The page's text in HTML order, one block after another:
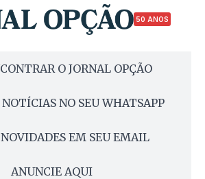
50 ANOS
O JORNAL OPÇÃO
NOTÍCIAS NO SEU WHATSAPP
EM SEU EMAIL
ANUNCIE AQUI